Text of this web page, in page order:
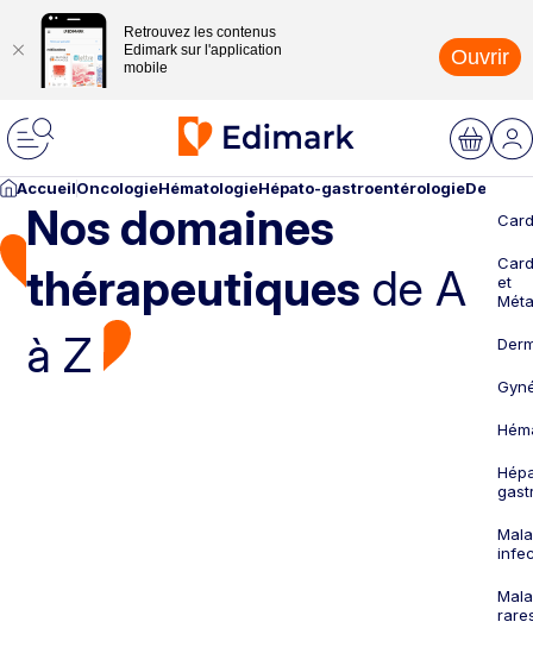
Retrouvez les contenus
Edimark sur l'application
mobile
Ouvrir
AccueilOncologieHématologieHépato-gastroentérologie
Nos domaines
thérapeutiques de A
à Z
et